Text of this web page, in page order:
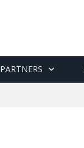
PARTNERS